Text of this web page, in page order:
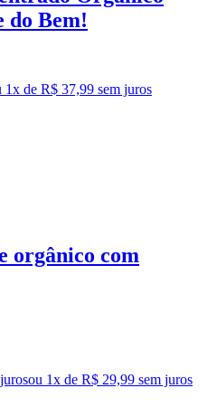
do Bem!
1x de R$ 37,99 sem juros
orgânico com
ou 1x de R$ 29,99 sem juros